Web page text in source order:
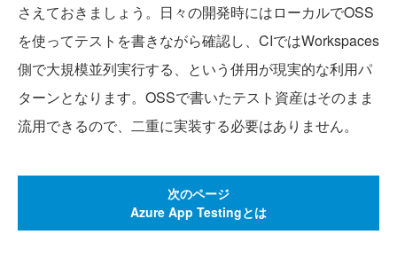
さえておきましょう。日々の開発時にはローカルでOSS
を使ってテストを書きながら確認し、CIではWorkspaces
側で大規模並列実行する、という併用が現実的な利用パ
ターンとなります。OSSで書いたテスト資産はそのまま
流用できるので、二重に実装する必要はありません。
次のページ
Azure App Testingとは